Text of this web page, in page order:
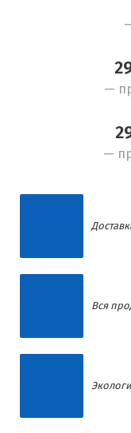
—
—
Вся